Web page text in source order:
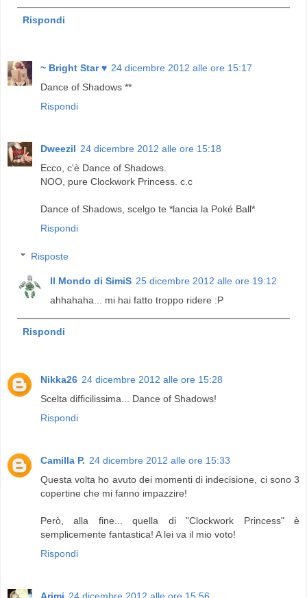
Rispondi
~ Bright Star ♥ 24 dicembre 2012 alle ore 15:17
Dance of Shadows **
Rispondi
Dweezil 24 dicembre 2012 alle ore 15:18
Ecco, c'è Dance of Shadows.
NOO, pure Clockwork Princess. c.c
Dance of Shadows, scelgo te *lancia la Poké Ball*
Rispondi
Risposte
Il Mondo di SimiS 25 dicembre 2012 alle ore 19:12
ahhahaha... mi hai fatto troppo ridere :P
Rispondi
Nikka26 24 dicembre 2012 alle ore 15:28
Scelta difficilissima... Dance of Shadows!
Rispondi
Camilla P. 24 dicembre 2012 alle ore 15:33
Questa volta ho avuto dei momenti di indecisione, ci sono 3
copertine che mi fanno impazzire!
Però, alla fine... quella di "Clockwork Princess" è
semplicemente fantastica! A lei va il mio voto!
Rispondi
Arimi 24 dicembre 2012 alle ore 15:56